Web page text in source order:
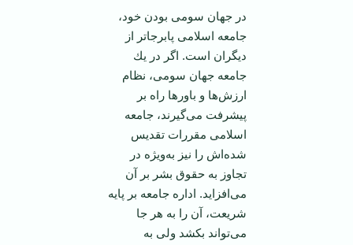
در جهان سومی بودن خود،
جامعه اسلامی پابرجاتر از
ديگران است. اگر در يك
جامعه جهان سومی، ‏نظام
ارزش‌ها و باورها راه بر
پيشرفت می‌گيرند، جامعه
اسلامی مقررات تقديس
شده‌اش را نيز به‌ويژه در
تجاوز به حقوق بشر بر آن
می‌افزايد. اداره جامعه بر پايه
شريعت، آن را به هر جا
می‌تواند بكشد ولی ‏به